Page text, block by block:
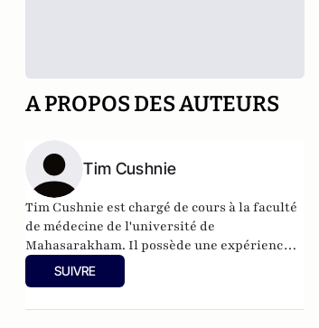
A PROPOS DES AUTEURS
Tim Cushnie
Tim Cushnie est chargé de cours à la faculté
de médecine de l'université de
Mahasarakham. Il possède une expérience
dans de nombreux domaines de la recherche
sur les maladies infectieuses, notamment
SUIVRE